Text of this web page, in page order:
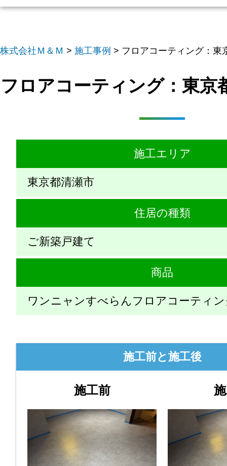
株式会社Ｍ＆Ｍ > 施工事例 > フロアコーティング：東
フロアコーティング：東京
施工エリア
東京都清瀬市
住居の種類
ご新築戸建て
商品
ワンニャンすべらんフロアコーティ
施工前と施工後
施工前